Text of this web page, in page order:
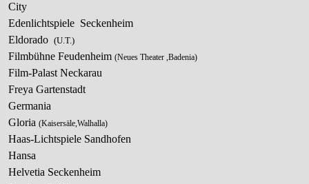
City
Edenlichtspiele Seckenheim
Eldorado (U.T.)
Filmbühne Feudenheim (Neues Theater ,Badenia)
Film-Palast Neckarau
Freya Gartenstadt
Germania
Gloria (Kaisersäle,Walhalla)
Haas-Lichtspiele Sandhofen
Hansa
Helvetia Seckenheim